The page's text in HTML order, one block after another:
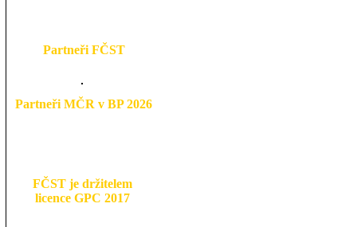
Partneři FČST
Partneři MČR v BP 2026
FČST je držitelem
licence GPC 2017